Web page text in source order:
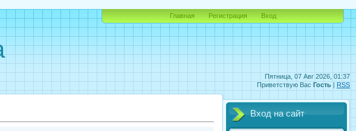
Пятница, 07 Авг 2026, 01:37
Приветствую Вас Гость | RSS
Главная Регистрация Вход
Вход на сайт